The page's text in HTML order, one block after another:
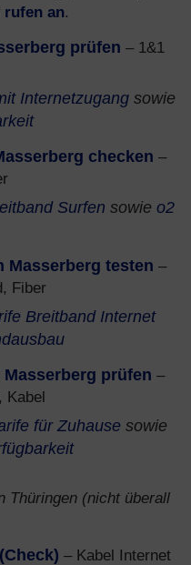
rufen an.
prüfen – 1&1
Internetzugang sowie
checken –
Surfen sowie o2
Masserberg testen –
Fiber
Breitband Internet
prüfen –
Kabel
für Zuhause sowie
Thüringen (nicht überall
– Kabel Internet